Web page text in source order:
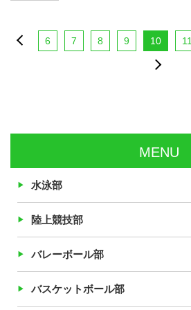
6 7 8 9 10 11
MENU
水泳部
陸上競技部
バレーボール部
バスケットボール部